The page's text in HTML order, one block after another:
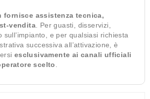
fornisce assistenza tecnica,
vendita . Per guasti, disservizi,
sull’impianto, e per qualsiasi richiesta
successiva all’attivazione, è
esclusivamente ai canali ufficiali
scelto